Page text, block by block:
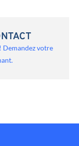
Demandez votre